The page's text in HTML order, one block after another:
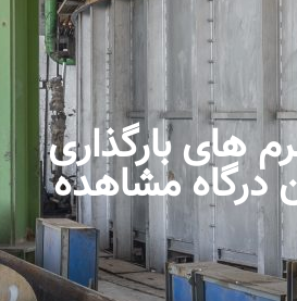
های بارگذاری
درگاه مشاهده